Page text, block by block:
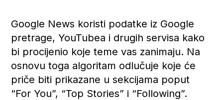
Google News koristi podatke iz Google
pretrage, YouTubea i drugih servisa kako
bi procijenio koje teme vas zanimaju. Na
osnovu toga algoritam odlučuje koje će
priče biti prikazane u sekcijama poput
“For You”, “Top Stories” i “Following”.